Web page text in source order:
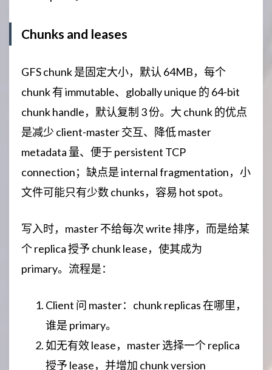
Chunks and leases
GFS chunk 是固定大小，默认 64MB，每个
chunk 有 immutable、globally unique 的 64-bit
chunk handle，默认复制 3 份。大 chunk 的优点
是减少 client-master 交互、降低 master
metadata 量、便于 persistent TCP
connection；缺点是 internal fragmentation，小
文件可能只有少数 chunks，容易 hot spot。
写入时，master 不给每次 write 排序，而是给某
个 replica 授予 chunk lease，使其成为
primary。流程是：
Client 问 master：chunk replicas 在哪里，
谁是 primary。
如无有效 lease，master 选择一个 replica
授予 lease，并增加 chunk version